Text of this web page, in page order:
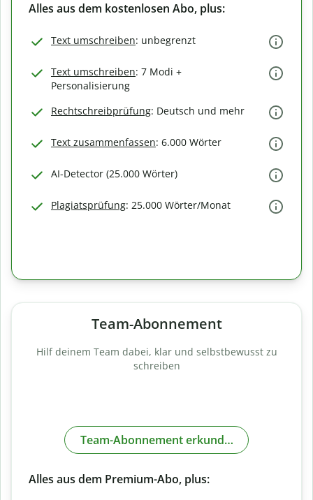
Alles aus dem kostenlosen Abo, plus:
Text umschreiben: unbegrenzt
Text umschreiben: 7 Modi +
Personalisierung
Rechtschreibprüfung: Deutsch und mehr
Text zusammenfassen: 6.000 Wörter
AI-Detector (25.000 Wörter)
Plagiatsprüfung: 25.000 Wörter/Monat
Team-Abonnement
Hilf deinem Team dabei, klar und selbstbewusst zu
schreiben
Team-Abonnement erkunden
Alles aus dem Premium-Abo, plus: